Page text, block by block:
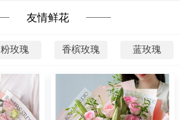
友情鲜花
粉玫瑰 香槟玫瑰 蓝玫瑰